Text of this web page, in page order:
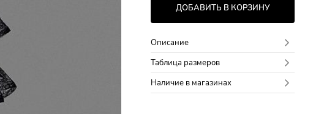
ДОБАВИТЬ В КОРЗИНУ
Описание
Таблица размеров
Наличие в магазинах